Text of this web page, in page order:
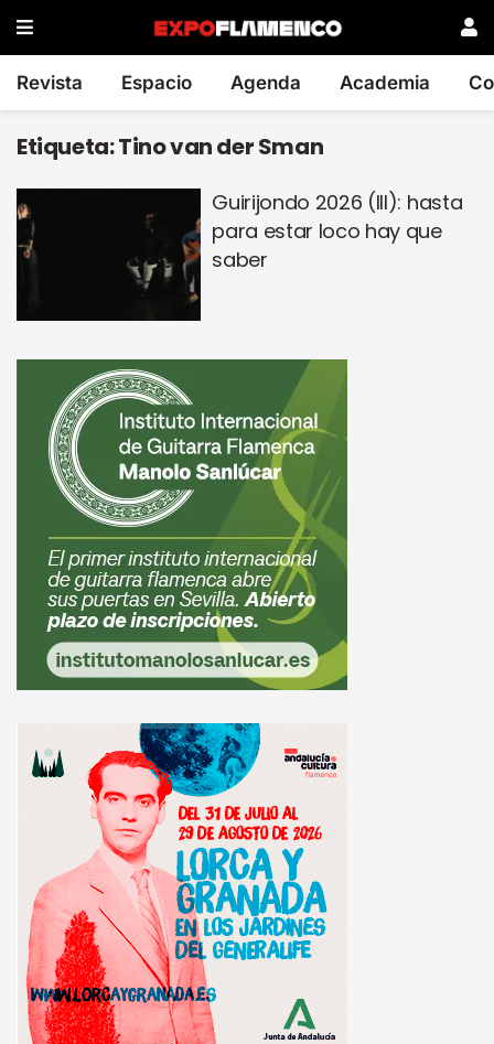
Revista Espacio Agenda Academia
Etiqueta:Tino van der Sman
Guirijondo 2026 (III): hasta
para estar loco hay que
saber